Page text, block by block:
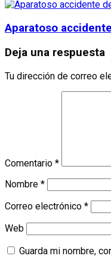
Aparatoso
Deja una respuesta
Tu dirección de correo
Comentario *
Nombre *
Correo electrónico *
Web
Guarda mi nombre,